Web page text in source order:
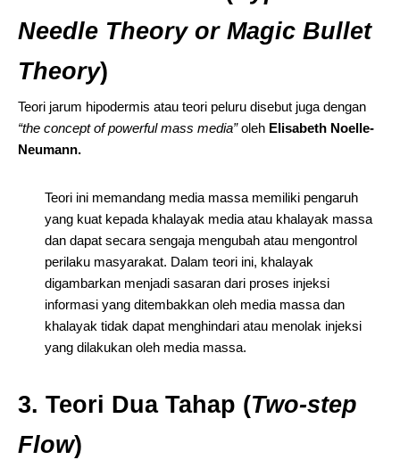
Needle Theory or Magic Bullet
Theory)
Teori jarum hipodermis atau teori peluru disebut juga dengan
“the concept of powerful mass media”oleh Elisabeth Noelle-
Neumann.
Teori ini memandang media massa memiliki pengaruh
yang kuat kepada khalayak media atau khalayak massa
dan dapat secara sengaja mengubah atau mengontrol
perilaku masyarakat. Dalam teori ini, khalayak
digambarkan menjadi sasaran dari proses injeksi
informasi yang ditembakkan oleh media massa dan
khalayak tidak dapat menghindari atau menolak injeksi
yang dilakukan oleh media massa.
3. Teori Dua Tahap (Two-step
Flow)